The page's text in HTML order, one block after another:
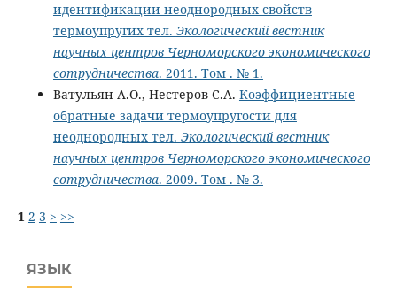
идентификации неоднородных свойств
термоупругих тел. Экологический вестник
научных центров Черноморского экономического
сотрудничества. 2011. Том . № 1.
Ватульян А.О., Нестеров С.А. Коэффициентные
обратные задачи термоупругости для
неоднородных тел. Экологический вестник
научных центров Черноморского экономического
сотрудничества. 2009. Том . № 3.
1 2 3 > >>
ЯЗЫК